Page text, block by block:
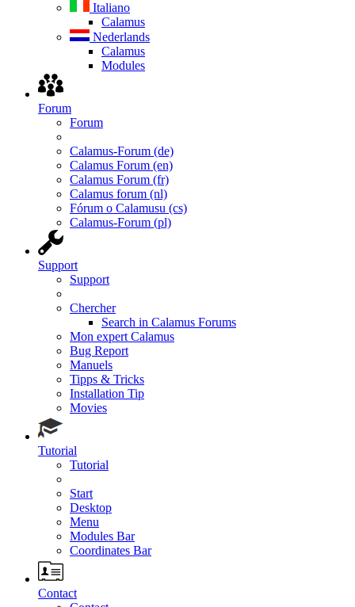
Italiano
Calamus
Nederlands
Calamus
Modules
Forum
Forum
Calamus-Forum (de)
Calamus Forum (en)
Calamus Forum (fr)
Calamus forum (nl)
Fórum o Calamusu (cs)
Calamus-Forum (pl)
Support
Support
Chercher
Search in Calamus Forums
Mon expert Calamus
Bug Report
Manuels
Tipps & Tricks
Installation Tip
Movies
Tutorial
Tutorial
Start
Desktop
Menu
Modules Bar
Coordinates Bar
Contact